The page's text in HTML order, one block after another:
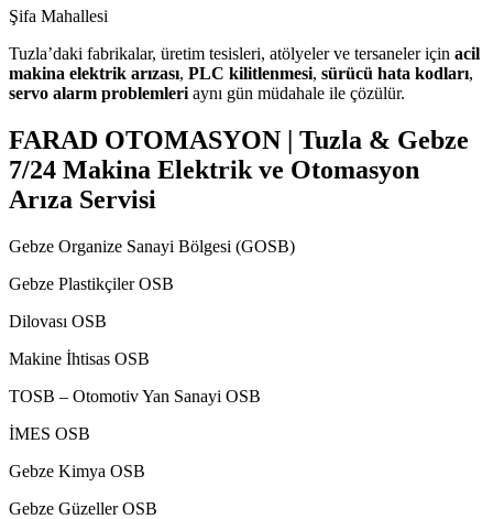
Şifa Mahallesi
Tuzla’daki fabrikalar, üretim tesisleri, atölyeler ve tersaneler için acil
makina elektrik arızası, PLC kilitlenmesi, sürücü hata kodları,
servo alarm problemleri aynı gün müdahale ile çözülür.
FARAD OTOMASYON | Tuzla & Gebze
7/24 Makina Elektrik ve Otomasyon
Arıza Servisi
Gebze Organize Sanayi Bölgesi (GOSB)
Gebze Plastikçiler OSB
Dilovası OSB
Makine İhtisas OSB
TOSB – Otomotiv Yan Sanayi OSB
İMES OSB
Gebze Kimya OSB
Gebze Güzeller OSB